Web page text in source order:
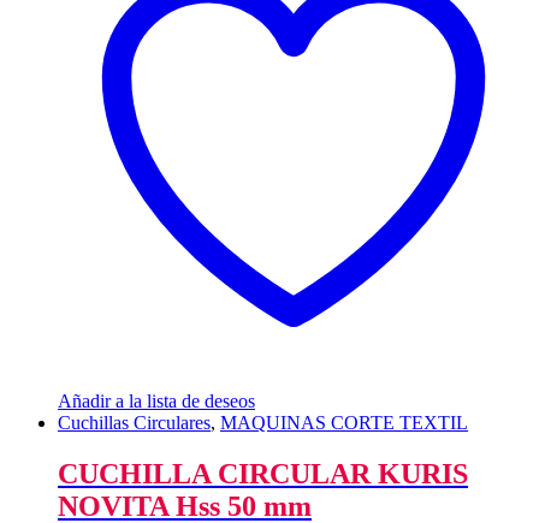
Añadir a la lista de deseos
Cuchillas Circulares, MAQUINAS CORTE TEXTIL
CUCHILLA CIRCULAR KURIS
NOVITA Hss 50 mm